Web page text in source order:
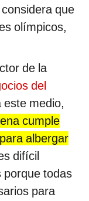
que
olímpicos,
de la
del
este medio,
cumple
albergar
difícil
porque todas
para